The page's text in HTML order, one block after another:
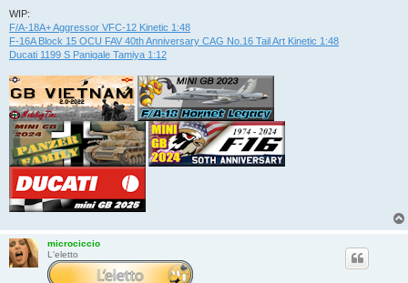
WIP:
F/A-18A+ Aggressor VFC-12 Kinetic 1:48
F-16A Block 15 OCU FAV 40th Anniversary CAG No.16 Tail Art Kinetic 1:48
Ducati 1199 S Panigale Tamiya 1:12
microciccio
L'eletto